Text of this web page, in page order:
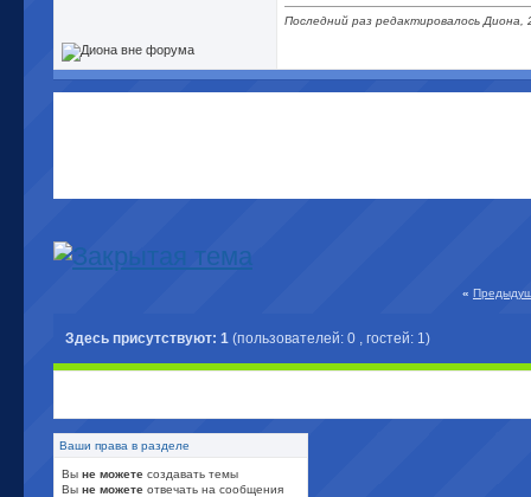
Последний раз редактировалось Диона,
«
Здесь присутствуют: 1 (пользователей: 0 , гостей: 1)
Ваши права в разделе
Вы не можете создавать темы
Вы не можете отвечать на сообщения